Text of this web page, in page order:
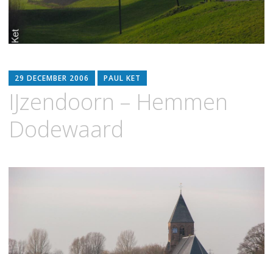
29 DECEMBER 2006 PAUL KET
IJzendoorn – Hemmen
Dodewaard